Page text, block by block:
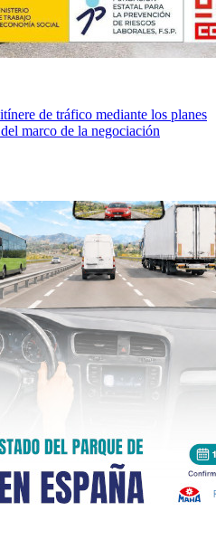
de tráfico mediante los planes
marco de la negociación